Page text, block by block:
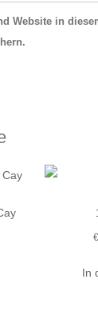
Website in
€
In